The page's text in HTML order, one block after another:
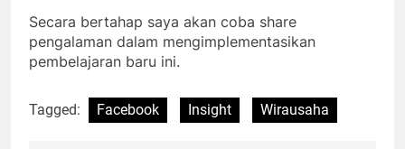
Secara bertahap saya akan coba share
pengalaman dalam mengimplementasikan
pembelajaran baru ini.
Tagged: Facebook Insight Wirausaha